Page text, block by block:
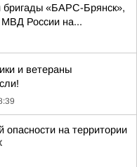
бригады «БАРС-Брянск»,
России на...
и ветераны
опасности на территории